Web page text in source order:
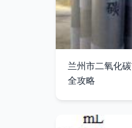
兰州市二氧化
全攻略